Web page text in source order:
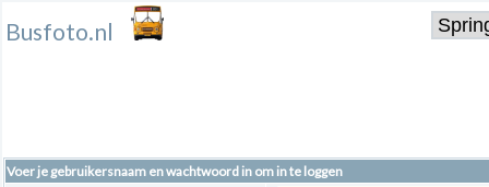
Busfoto.nl
Voer je gebruikersnaam en wachtwoord in om in te loggen